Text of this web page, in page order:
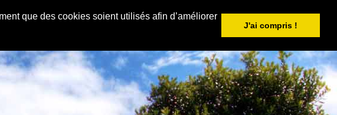
que des cookies soient utilisés afin d’améliorer
J'ai compris !